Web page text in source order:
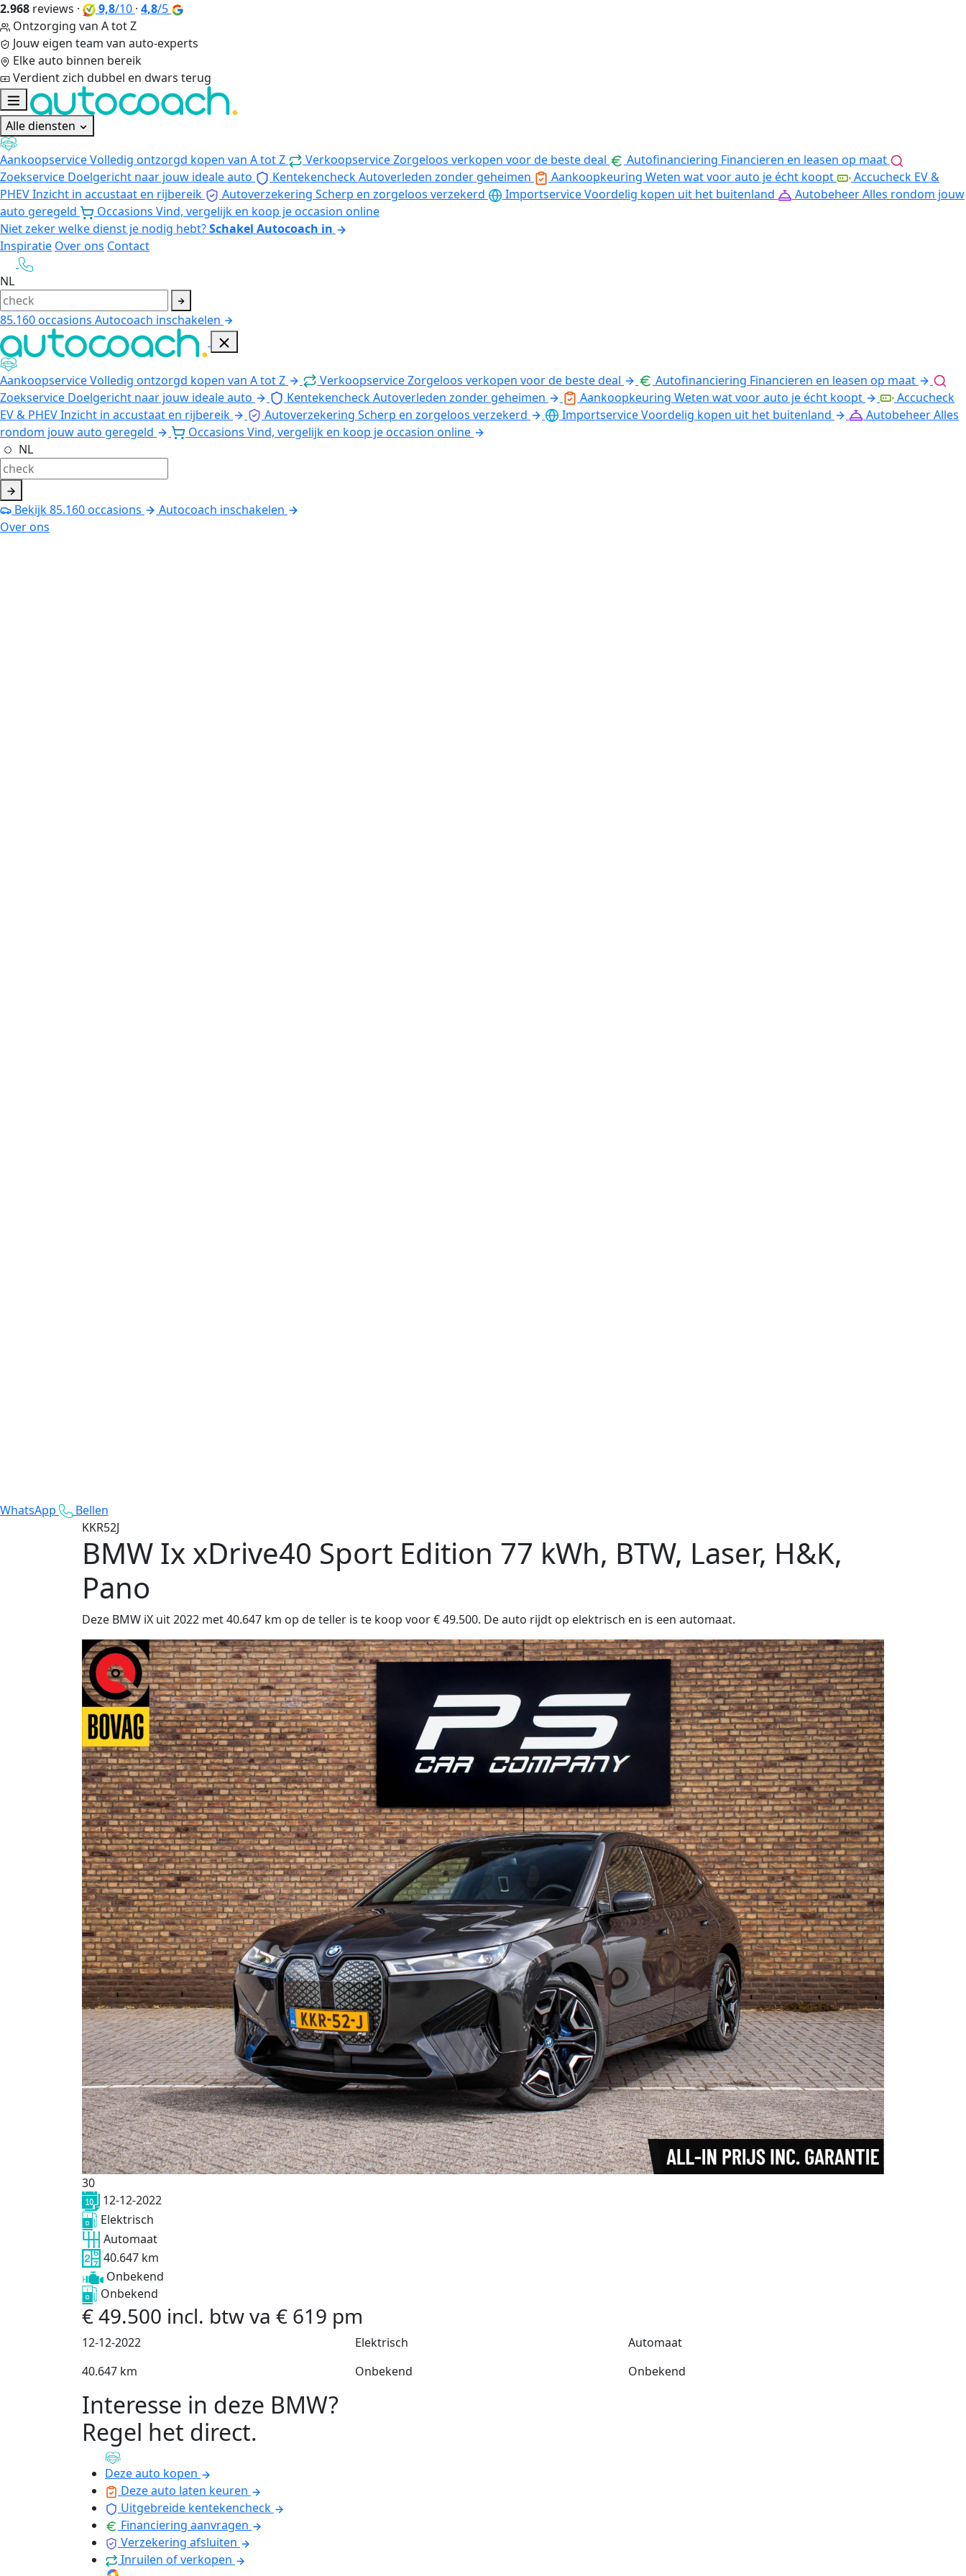
2.968 reviews · 9,8/10 · 4,8/5
Ontzorging van A tot Z
Jouw eigen team van auto-experts
Elke auto binnen bereik
Verdient zich dubbel en dwars terug
Alle diensten
AankoopserviceVolledig ontzorgd kopen van A tot Z VerkoopserviceZorgeloos verkopen voor de beste deal Autofinanciering Financieren en leasen op maat
Zoekservice Doelgericht naar jouw ideale auto KentekencheckAutoverleden zonder geheimen Aankoopkeuring Weten wat voor auto je écht koopt
Accucheck EV &
PHEVInzicht in accustaat en rijbereik Autoverzekering Scherp en zorgeloos verzekerd ImportserviceVoordelig kopen uit het buitenland AutobeheerAlles rondom jouw
auto geregeld
Occasions Vind, vergelijk en koop je occasion online
Niet zeker welke dienst je nodig hebt?Schakel Autocoach in
Inspiratie Over ons Contact
NL
85.160occasions Autocoach inschakelen
AankoopserviceVolledig ontzorgd kopen van A tot Z VerkoopserviceZorgeloos verkopen voor de beste deal Autofinanciering Financieren en leasen op maat
Zoekservice Doelgericht naar jouw ideale auto KentekencheckAutoverleden zonder geheimen Aankoopkeuring Weten wat voor auto je écht koopt
Accucheck
EV & PHEVInzicht in accustaat en rijbereik Autoverzekering Scherp en zorgeloos verzekerd ImportserviceVoordelig kopen uit het buitenland AutobeheerAlles
rondom jouw auto geregeld
Occasions Vind, vergelijk en koop je occasion online
NL
Bekijk85.160occasions
Autocoach inschakelen
Over ons
WhatsApp
Bellen
KKR52J
BMW Ix xDrive40 Sport Edition 77 kWh, BTW, Laser, H&K,
Pano
Deze BMW iX uit 2022 met 40.647 km op de teller is te koop voor € 49.500. De auto rijdt op elektrisch en is een automaat.
30
12-12-2022
Elektrisch
Automaat
40.647 km
Onbekend
Onbekend
€49.500 incl. btwva € 619 pm
12-12-2022 Elektrisch
Automaat
40.647 km
Onbekend Onbekend
Interesse in deze BMW?
Regel het direct.
Deze auto kopen
Deze auto laten keuren
Uitgebreide kentekencheck
Financiering aanvragen
Verzekering afsluiten
Inruilen of verkopen